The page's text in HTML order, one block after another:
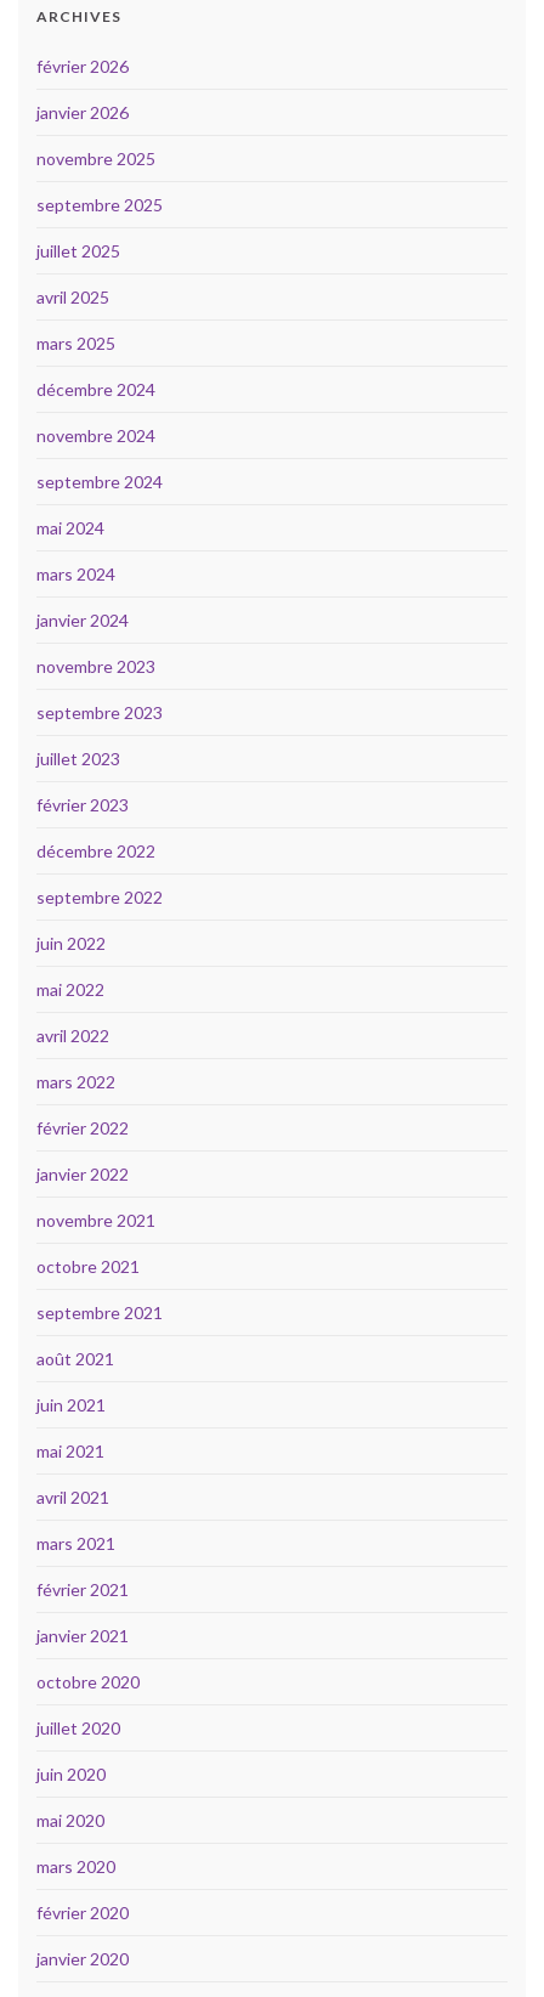
ARCHIVES
février 2026
janvier 2026
novembre 2025
septembre 2025
juillet 2025
avril 2025
mars 2025
décembre 2024
novembre 2024
septembre 2024
mai 2024
mars 2024
janvier 2024
novembre 2023
septembre 2023
juillet 2023
février 2023
décembre 2022
septembre 2022
juin 2022
mai 2022
avril 2022
mars 2022
février 2022
janvier 2022
novembre 2021
octobre 2021
septembre 2021
août 2021
juin 2021
mai 2021
avril 2021
mars 2021
février 2021
janvier 2021
octobre 2020
juillet 2020
juin 2020
mai 2020
mars 2020
février 2020
janvier 2020